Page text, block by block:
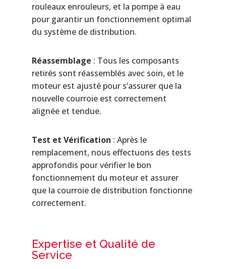
rouleaux enrouleurs, et la pompe à eau
pour garantir un fonctionnement optimal
du système de distribution.
Réassemblage : Tous les composants
retirés sont réassemblés avec soin, et le
moteur est ajusté pour s’assurer que la
nouvelle courroie est correctement
alignée et tendue.
Test et Vérification : Après le
remplacement, nous effectuons des tests
approfondis pour vérifier le bon
fonctionnement du moteur et assurer
que la courroie de distribution fonctionne
correctement.
Expertise et Qualité de
Service